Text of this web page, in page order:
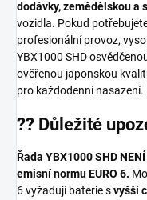
dodávky, zemědělskou a
vozidla. Pokud
profesionální provoz,
YBX1000 SHD
ověřenou japonskou
pro každodenní nasazení.
?? Důležité
Řada YBX1000 SHD
emisní normu EURO 6.
6 vyžadují baterie svyšší